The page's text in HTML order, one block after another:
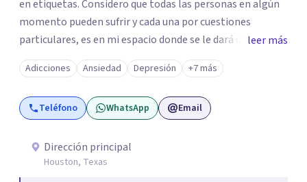
en etiquetas. Considero que todas las personas en algún
momento pueden sufrir y cada una por cuestiones
particulares, es en mi espacio donde se le dará un lugar a
esas cuestiones singulares de cada uno, para luego
generar cambios. Soy una persona en constante
formación, actualmente curso seminarios, una
especialización en psicoanálisis y también investigo.
leer más
Adicciones Ansiedad Depresión +7 más
Teléfono WhatsApp Email
Dirección principal
Houston, Texas